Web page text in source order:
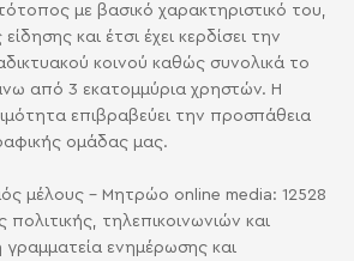
με βασικό χαρακτηριστικό του,
και έτσι έχει κερδίσει την
κοινού καθώς συνολικά το
από 3 εκατομμύρια χρηστών. Η
επιβραβεύει την προσπάθεια
ομάδας μας.
μέλους - Μητρώο online media: 12528
τηλεπικοινωνιών και
γραμματεία ενημέρωσης και